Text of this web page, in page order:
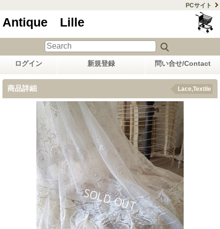
PCサイト
Antique Lille
ログイン 新規登録 問い合せ/Contact
商品詳細 Lace,Textile